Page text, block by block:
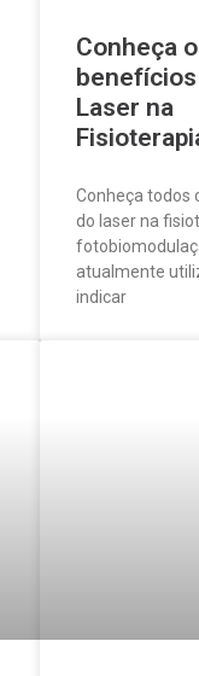
Conheça
Laser na
Conheça todos
do laser na
atualmente
indicar